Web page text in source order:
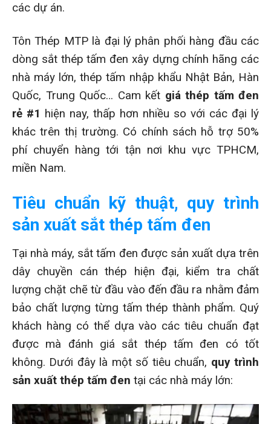
các dự án.
Tôn Thép MTP là đại lý phân phối hàng đầu các
dòng sắt thép tấm đen xây dựng chính hãng các
nhà máy lớn, thép tấm nhập khẩu Nhật Bản, Hàn
Quốc, Trung Quốc… Cam kết giá thép tấm đen
rẻ #1 hiện nay, thấp hơn nhiều so với các đại lý
khác trên thị trường. Có chính sách hỗ trợ 50%
phí chuyển hàng tới tận nơi khu vực TPHCM,
miền Nam.
Tiêu chuẩn kỹ thuật, quy trình
sản xuất sắt thép tấm đen
Tại nhà máy, sắt tấm đen được sản xuất dựa trên
dây chuyền cán thép hiện đại, kiểm tra chất
lượng chặt chẽ từ đầu vào đến đầu ra nhằm đảm
bảo chất lượng từng tấm thép thành phẩm. Quý
khách hàng có thể dựa vào các tiêu chuẩn đạt
được mà đánh giá sắt thép tấm đen có tốt
không. Dưới đây là một số tiêu chuẩn, quy trình
sản xuất thép tấm đen tại các nhà máy lớn: